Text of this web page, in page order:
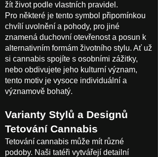
žít život podle vlastních pravidel.
Pro některé je tento symbol připomínkou
chvílí uvolnění a pohody, pro jiné
znamená duchovní otevřenost a posun k
alternativním formám životního stylu. Ať už
si cannabis spojíte s osobními zážitky,
nebo obdivujete jeho kulturní význam,
tento motiv je vysoce individuální a
významově bohatý.
Varianty Stylů a Designů
Tetování Cannabis
Tetování cannabis může mít různé
podoby. Naši tatéři vytvářejí detailní